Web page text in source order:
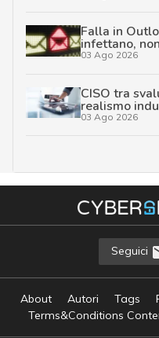
Falla in
infettano,
03 Ago 2026
CISO tra
realismo
03 Ago 2026
Seguici
About Autori Tags
Terms&Conditions